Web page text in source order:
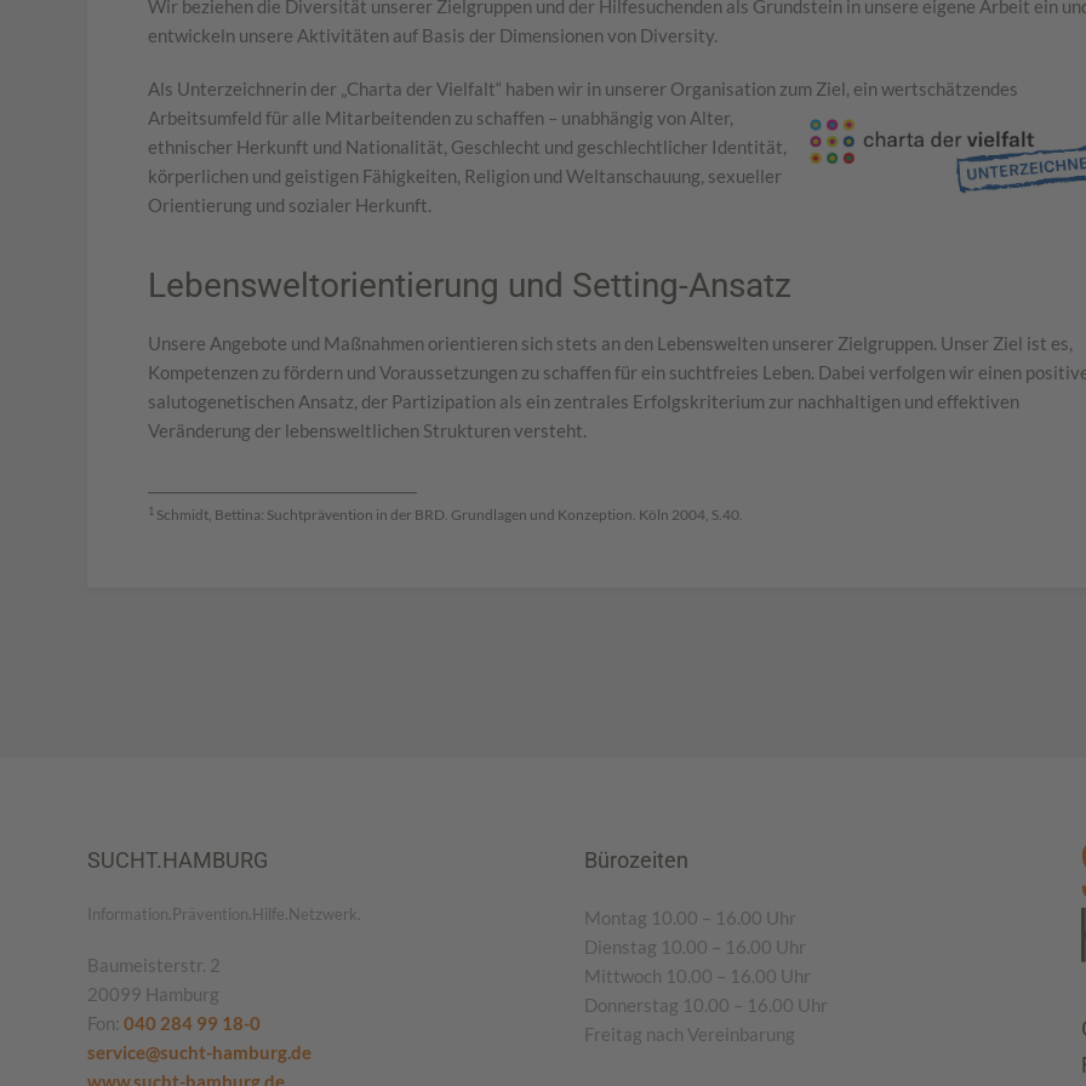
Wir beziehen die Diversität unserer Zielgruppen und der Hilfesuchenden als Grundstein in unsere eigene Arbeit ein
entwickeln unsere Aktivitäten auf Basis der Dimensionen von Diversity.
Als Unterzeichnerin der „Charta der Vielfalt“ haben wir in unserer Organisation zum Ziel, ein wertschätzendes
Arbeitsumfeld für alle Mitarbeitenden zu schaffen – unabhängig von Alter,
ethnischer Herkunft und Nationalität, Geschlecht und geschlechtlicher Identität,
körperlichen und geistigen Fähigkeiten, Religion und Weltanschauung, sexueller
Orientierung und sozialer Herkunft.
Lebensweltorientierung und Setting-Ansatz
Unsere Angebote und Maßnahmen orientieren sich stets an den Lebenswelten unserer Zielgruppen. Unser Ziel ist es,
Kompetenzen zu fördern und Voraussetzungen zu schaffen für ein suchtfreies Leben. Dabei verfolgen wir einen
salutogenetischen Ansatz, der Partizipation als ein zentrales Erfolgskriterium zur nachhaltigen und effektiven
Veränderung der lebensweltlichen Strukturen versteht.
1 Schmidt, Bettina: Suchtprävention in der BRD. Grundlagen und Konzeption. Köln 2004, S.40.
SUCHT.HAMBURG
Information.Prävention.Hilfe.Netzwerk.
Baumeisterstr. 2
20099 Hamburg
Fon: 040 284 99 18-0
service@sucht-hamburg.de
www.sucht-hamburg.de
Bürozeiten
Montag 10.00 – 16.00 Uhr
Dienstag 10.00 – 16.00 Uhr
Mittwoch 10.00 – 16.00 Uhr
Donnerstag 10.00 – 16.00 Uhr
Freitag nach Vereinbarung